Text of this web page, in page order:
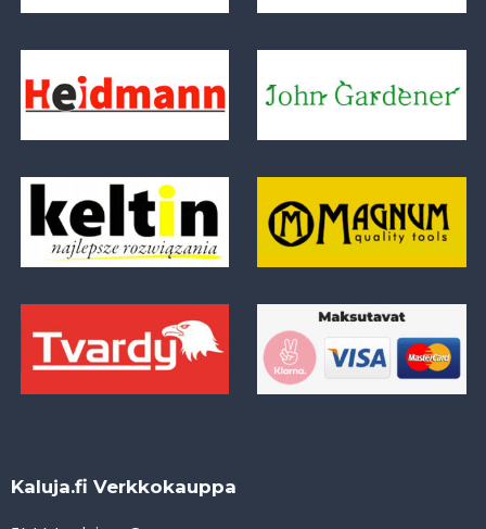
Kaluja.fi Verkkokauppa